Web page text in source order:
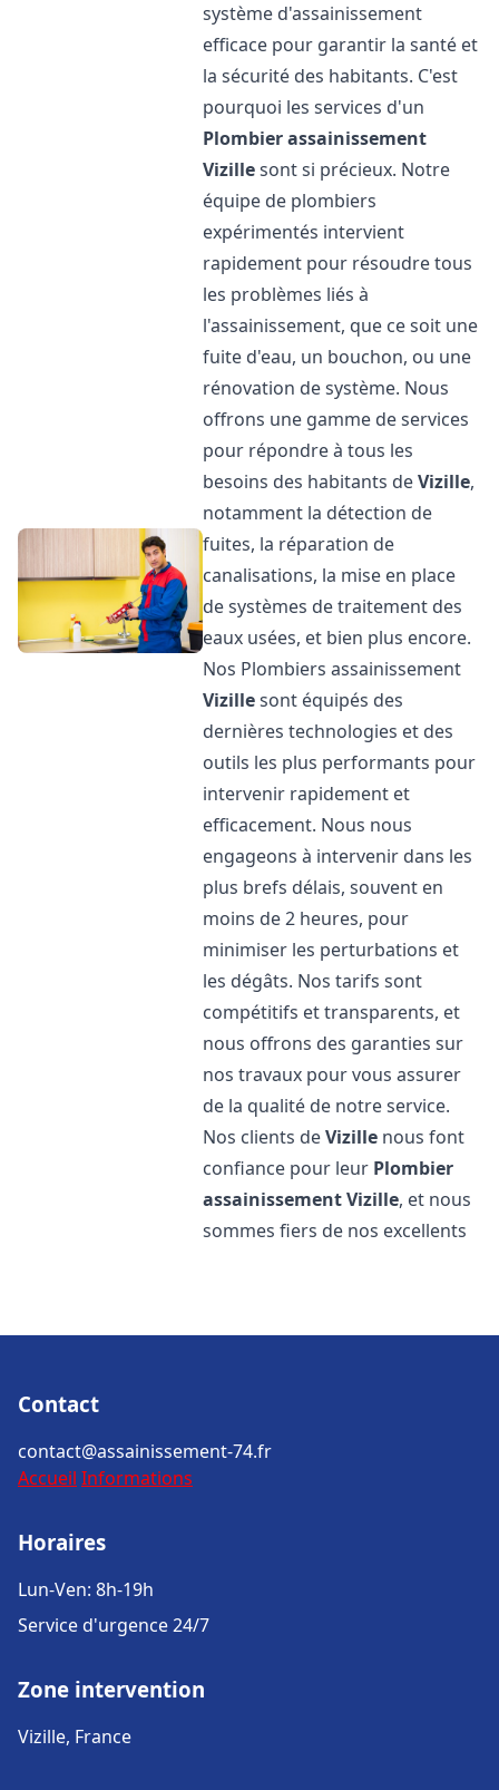
système d'assainissement
efficace pour garantir la santé et
la sécurité des habitants. C'est
pourquoi les services d'un
Plombier assainissement
Vizillesont si précieux. Notre
équipe de plombiers
expérimentés intervient
rapidement pour résoudre tous
les problèmes liés à
l'assainissement, que ce soit une
fuite d'eau, un bouchon, ou une
rénovation de système. Nous
offrons une gamme de services
pour répondre à tous les
besoins des habitants deVizille,
notamment la détection de
fuites, la réparation de
canalisations, la mise en place
de systèmes de traitement des
eaux usées, et bien plus encore.
Nos Plombiers assainissement
Vizillesont équipés des
dernières technologies et des
outils les plus performants pour
intervenir rapidement et
efficacement. Nous nous
engageons à intervenir dans les
plus brefs délais, souvent en
moins de 2 heures, pour
minimiser les perturbations et
les dégâts. Nos tarifs sont
compétitifs et transparents, et
nous offrons des garanties sur
nos travaux pour vous assurer
de la qualité de notre service.
Nos clients deVizille nous font
confiance pour leur Plombier
assainissementVizille, et nous
sommes fiers de nos excellents
Contact
contact@assainissement-74.fr
Accueil Informations
Horaires
Lun-Ven: 8h-19h
Service d'urgence 24/7
Zone intervention
Vizille, France